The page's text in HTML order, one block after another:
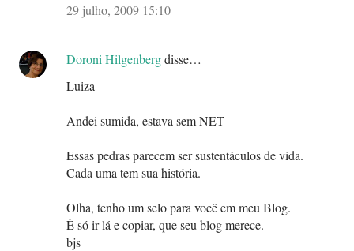
29 julho, 2009 15:10
Doroni Hilgenbergdisse…
Luiza
Andei sumida, estava sem NET
Essas pedras parecem ser sustentáculos de vida.
Cada uma tem sua história.
Olha, tenho um selo para você em meu Blog.
É só ir lá e copiar, que seu blog merece.
bjs